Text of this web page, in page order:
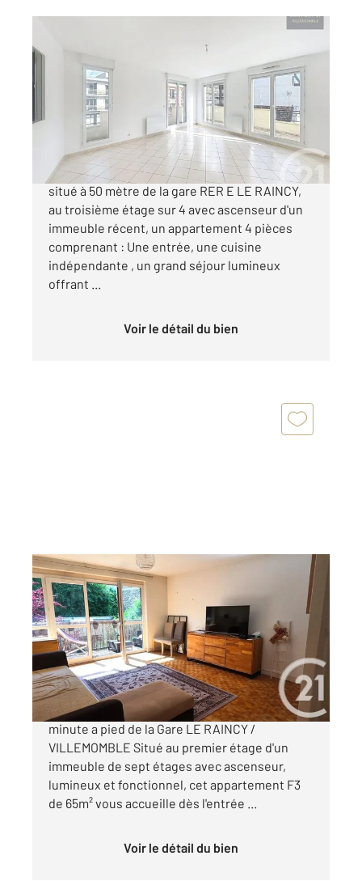
75,78 m
Ref : 223
Appartement F4 à vendre
320 000 €
VILLEMOMBLE-CENTRE VILLE Idéalement
situé à 50 mètre de la gare RER E LE RAINCY,
au troisième étage sur 4 avec ascenseur d'un
immeuble récent, un appartement 4 pièces
comprenant : Une entrée, une cuisine
indépendante , un grand séjour lumineux
offrant ...
Voir le détail du bien
VILLEMOMBLE 93
64,90 m2, 3 pièces
Ref : 304
Appartement F3 à vendre
219 990 €
VILLEMOMBLE - CENTRE VILLE Située à 2
minute a pied de la Gare LE RAINCY /
VILLEMOMBLE Situé au premier étage d'un
immeuble de sept étages avec ascenseur,
lumineux et fonctionnel, cet appartement F3
de 65m² vous accueille dès l'entrée ...
Voir le détail du bien